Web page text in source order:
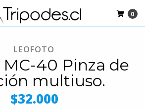
0
LEOFOTO
40 Pinza de
multiuso.
$32.000